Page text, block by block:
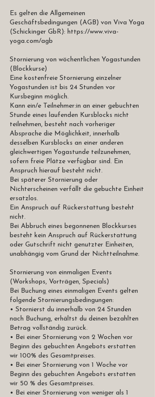
Es gelten die Allgemeinen
Geschäftsbedingungen (AGB) von Viva Yoga
(Schickinger GbR): https://www.viva-
yoga.com/agb
Stornierung von wöchentlichen Yogastunden
(Blockkurse)
Eine kostenfreie Stornierung einzelner
Yogastunden ist bis 24 Stunden vor
Kursbeginn möglich.
Kann ein/e Teilnehmer:in an einer gebuchten
Stunde eines laufenden Kursblocks nicht
teilnehmen, besteht nach vorheriger
Absprache die Möglichkeit, innerhalb
desselben Kursblocks an einer anderen
gleichwertigen Yogastunde teilzunehmen,
sofern freie Plätze verfügbar sind. Ein
Anspruch hierauf besteht nicht.
Bei späterer Stornierung oder
Nichterscheinen verfällt die gebuchte Einheit
ersatzlos.
Ein Anspruch auf Rückerstattung besteht
nicht.
Bei Abbruch eines begonnenen Blockkurses
besteht kein Anspruch auf Rückerstattung
oder Gutschrift nicht genutzter Einheiten,
unabhängig vom Grund der Nichtteilnahme.
Stornierung von einmaligen Events
(Workshops, Vorträgen, Specials)
Bei Buchung eines einmaligen Events gelten
folgende Stornierungsbedingungen:
• Stornierst du innerhalb von 24 Stunden
nach Buchung, erhältst du deinen bezahlten
Betrag vollständig zurück.
• Bei einer Stornierung von 2 Wochen vor
Beginn des gebuchten Angebots erstatten
wir 100% des Gesamtpreises.
• Bei einer Stornierung von 1 Woche vor
Beginn des gebuchten Angebots erstatten
wir 50 % des Gesamtpreises.
• Bei einer Stornierung von weniger als 1